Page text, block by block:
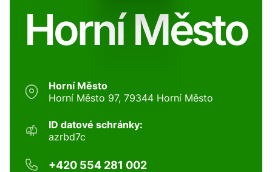
Horní Město
Horní Město
Horní Město 97, 79344 Horní Město
ID datové schránky:
azrbd7c
+420 554 281 002